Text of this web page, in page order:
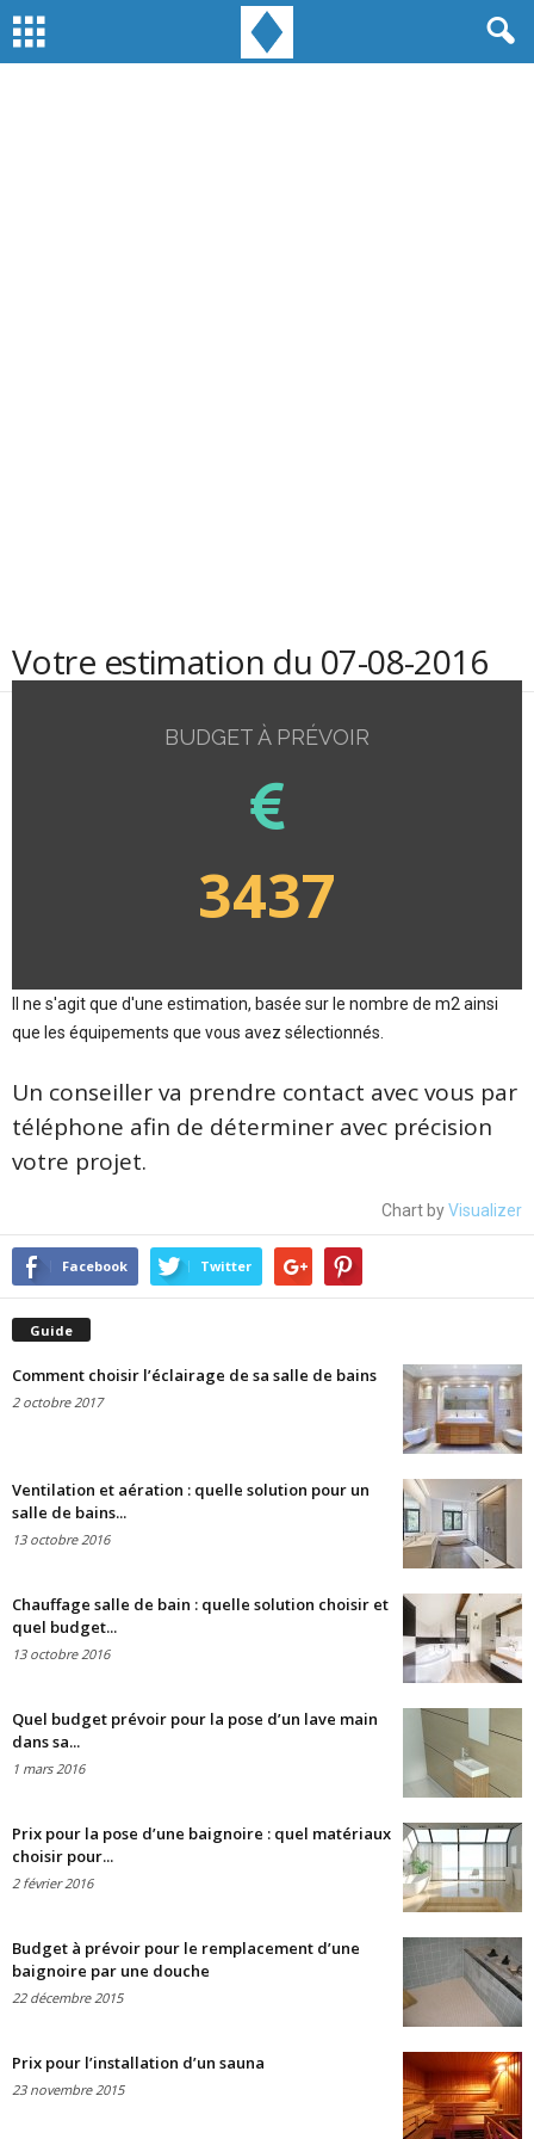
Votre estimation du 07-08-2016
BUDGET À PRÉVOIR
3437
Il ne s'agit que d'une estimation, basée sur le nombre de m2 ainsi
que les équipements que vous avez sélectionnés.
Un conseiller va prendre contact avec vous par
téléphone afin de déterminer avec précision
votre projet.
Chart byVisualizer
Facebook Twitter
Guide
Comment choisir l’éclairage de sa salle de bains
2 octobre 2017
Ventilation et aération : quelle solution pour un
salle de bains...
13 octobre 2016
Chauffage salle de bain : quelle solution choisir et
quel budget...
13 octobre 2016
Quel budget prévoir pour la pose d’un lave main
dans sa...
1 mars 2016
Prix pour la pose d’une baignoire : quel matériaux
choisir pour...
2 février 2016
Budget à prévoir pour le remplacement d’une
baignoire par une douche
22 décembre 2015
Prix pour l’installation d’un sauna
23 novembre 2015